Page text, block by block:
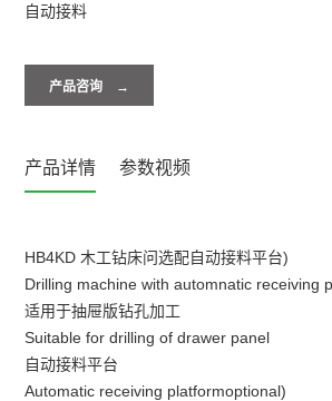
自动接料
产品咨询 →
产品详情 参数视频
HB4KD 木工钻床问选配自动接料平台)
Drilling machine with automnatic receiving
适用于抽屉版钻孔加工
Suitable for drilling of drawer panel
自动接料平台
Automatic receiving platformoptional)